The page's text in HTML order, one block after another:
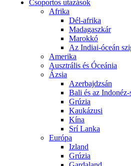
Csoportos utazások
Afrika
Dél-afrika
Madagaszkár
Marokkó
Az Indiai-óceán
Amerika
Ausztrális és Óceánia
Ázsia
Azerbajdzsán
Bali és az
Grúzia
Kaukázusi
Kína
Srí Lanka
Európa
Izland
Grúzia